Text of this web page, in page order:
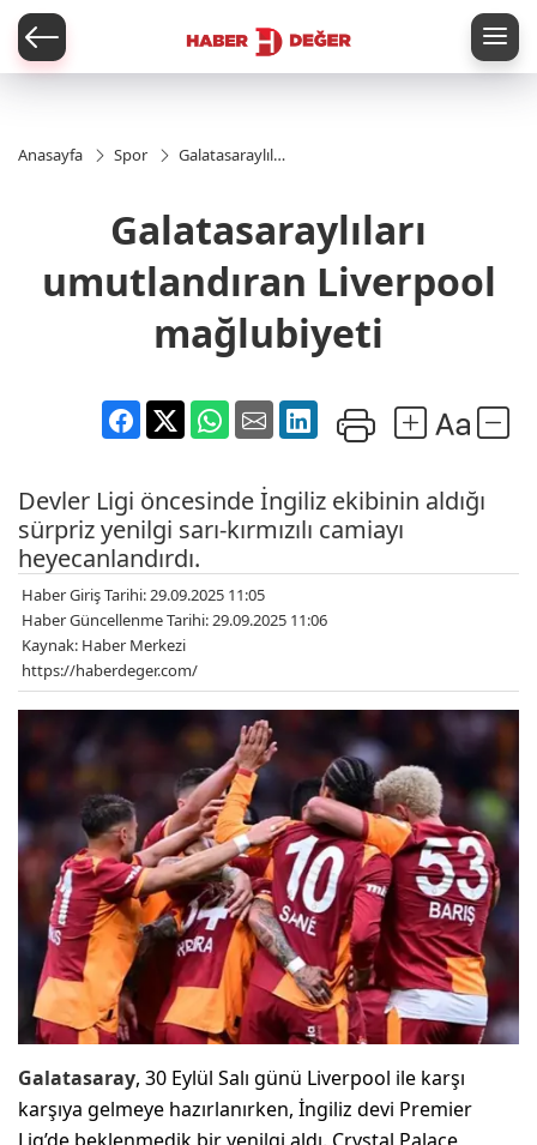
Anasayfa Spor
Galatasaraylıları
mağlubiyeti
Galatasaraylıları
umutlandıran Liverpool
mağlubiyeti
Devler Ligi öncesinde İngiliz ekibinin aldığı
sürpriz yenilgi sarı-kırmızılı camiayı
heyecanlandırdı.
Haber Giriş Tarihi: 29.09.2025 11:05
Haber Güncellenme Tarihi: 29.09.2025 11:06
Kaynak: Haber Merkezi
https://haberdeger.com/
Galatasaray, 30 Eylül Salı günü Liverpool ile karşı
karşıya gelmeye hazırlanırken, İngiliz devi Premier
Lig’de beklenmedik bir yenilgi aldı. Crystal Palace